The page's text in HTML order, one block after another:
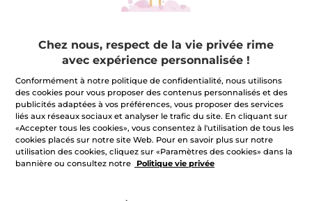
Le Stylo regard Waterproof
Le Stylo regard Waterproof
★★★★★
★★★★★
Aucune
de
notation
pour
AJOUTER UN AVIS
Quantité
Chez nous, respect de la vie privée rime
avec expérience personnalisée !
Conformément à notre politique de confidentialité, nous utilisons
des cookies pour vous proposer des contenus personnalisés et des
publicités adaptées à vos préférences, vous proposer des services
liés aux réseaux sociaux et analyser le trafic du site. En cliquant sur
«Accepter tous les cookies», vous consentez à l'utilisation de tous les
cookies placés sur notre site Web. Pour en savoir plus sur notre
utilisation des cookies, cliquez sur «Paramètres des cookies» dans la
bannière ou consultez notre
Politique vie privée